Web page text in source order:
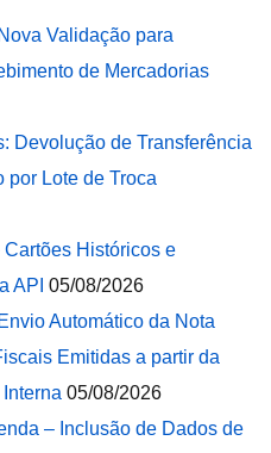
Validação para
de Mercadorias
Devolução de Transferência
por Lote de Troca
Históricos e
API 05/08/2026
Automático da Nota
Emitidas a partir da
05/08/2026
– Inclusão de Dados de